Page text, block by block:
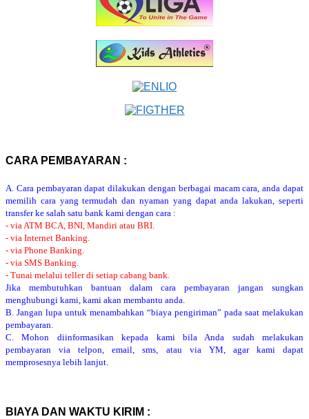
CARA PEMBAYARAN :
A. Cara pembayaran dapat dilakukan dengan berbagai macam cara, anda dapat
memilih cara yang termudah dan nyaman yang dapat anda lakukan, seperti
transfer ke salah satu bank kami dengan cara :
- via ATM BCA, BNI, Mandiri atau BRI.
- via Internet Banking.
- via Phone Banking.
- via SMS Banking.
- Tunai melalui teller di setiap cabang bank.
Jika membutuhkan bantuan dalam cara pembayaran jangan sungkan
menghubungi kami, kami akan membantu anda.
B. Jangan lupa untuk menambahkan “biaya pengiriman” pada saat melakukan
pembayaran.
C. Mohon diinformasikan kepada kami bila Anda sudah melakukan
pembayaran via telpon, email, sms, atau via YM, agar kami dapat
memprosesnya lebih lanjut.
BIAYA DAN WAKTU KIRIM :